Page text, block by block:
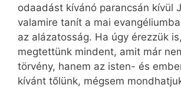
odaadást kívánó parancsán kívül
valamire tanít a mai
az alázatosság. Ha úgy érezzük
megtettünk mindent, amit már
törvény, hanem az isten- és
kívánt tőlünk, mégsem